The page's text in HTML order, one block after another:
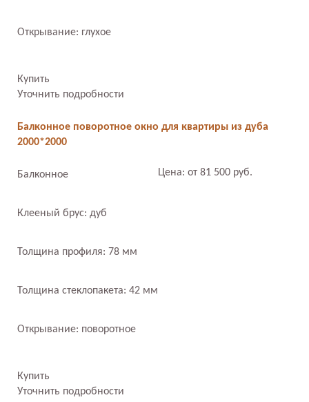
Открывание: глухое
Купить
Уточнить подробности
Балконное поворотное окно для квартиры из дуба
2000*2000
Балконное
Клееный брус: дуб
Толщина профиля: 78 мм
Толщина стеклопакета: 42 мм
Открывание: поворотное
Цена: от 81 500 руб.
Купить
Уточнить подробности